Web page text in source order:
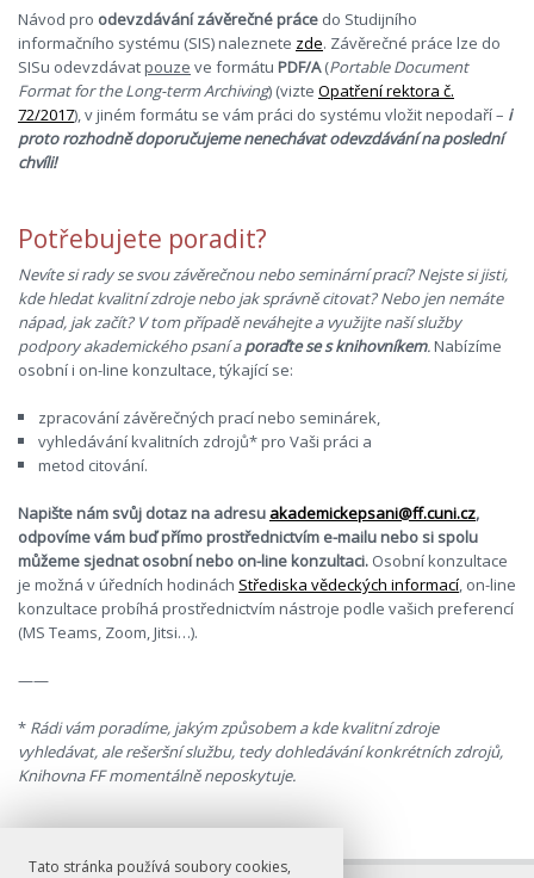
Tato stránka používá soubory cookies,
Návod pro odevzdávání závěrečné práce do Studijního
informačního systému (SIS) naleznete zde. Závěrečné práce lze do
SISu odevzdávatpouze ve formátu PDF/A(Portable Document
Format for the Long-term Archiving) (vizte Opatření rektora č.
72/2017), v jiném formátu se vám práci do systému vložit nepodaří – i
proto rozhodně doporučujeme nenechávat odevzdávání na poslední
chvíli!
Potřebujete poradit?
Nevíte si rady se svou závěrečnou nebo seminární prací? Nejste si jisti,
kde hledat kvalitní zdroje nebo jak správně citovat? Nebo jen nemáte
nápad, jak začít? V tom případě neváhejte a využijte naší služby
podpory akademického psaní aporaďte se s knihovníkem.Nabízíme
osobní i on-line konzultace, týkající se:
zpracování závěrečných prací nebo seminárek,
vyhledávání kvalitních zdrojů* pro Vaši práci a
metod citování.
Napište nám svůj dotaz na adresu akademickepsani@ff.cuni.cz,
odpovíme vám buď přímo prostřednictvím e-mailu nebo si spolu
můžeme sjednat osobní nebo on-line konzultaci. Osobní konzultace
je možná v úředních hodinách Střediska vědeckých informací, on-line
konzultace probíhá prostřednictvím nástroje podle vašich preferencí
(MS Teams, Zoom, Jitsi…).
——
* Rádi vám poradíme, jakým způsobem a kde kvalitní zdroje
vyhledávat, ale rešeršní službu, tedy dohledávání konkrétních zdrojů,
Knihovna FF momentálně neposkytuje.